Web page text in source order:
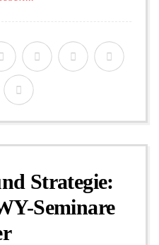
Strategie:
Seminare